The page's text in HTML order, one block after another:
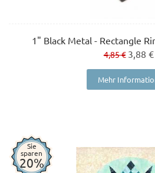
1" Black Metal - Rectangle
4,85 € 3,88
Mehr
Sie
sparen
20%